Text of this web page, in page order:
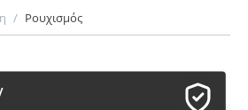
/ Ρουχισμός